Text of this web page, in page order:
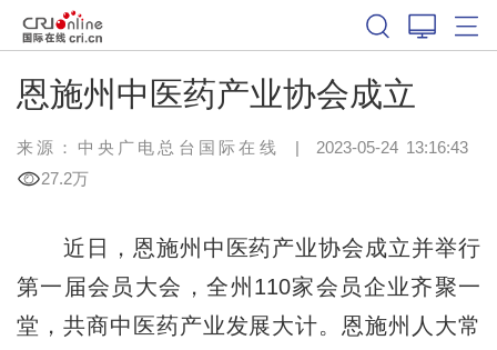
恩施州中医药产业协会成立
来源：中央广电总台国际在线 | 2023-05-24 13:16:43
27.2万
近日，恩施州中医药产业协会成立并举行
第一届会员大会，全州110家会员企业齐聚一
堂，共商中医药产业发展大计。恩施州人大常